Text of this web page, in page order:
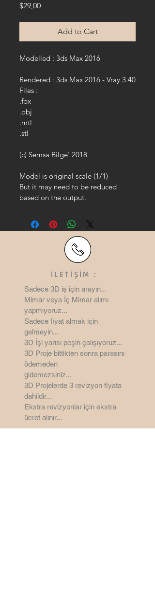
$29,00Price
Add to Cart
Modelled : 3ds Max 2016
Rendered : 3ds Max 2016 - Vray 3.40
Files :
.fbx
.obj
.mtl
.stl
(c) Semsa Bilge' 2018
Model is original scale (1/1)
But it may need to be reduced
based on the output.
İLETİŞİM :
Sadece 3D iş için arayın...
Mimar veya İç Mimar alımı
yapmıyoruz...
Sadece fiyat almak için
gelmeyin...
3D İşi yarısı peşin çalışıyoruz...
3D Proje bittikten sonra parasını
ödemeden
gidemezsiniz...
3D Projelerde 3 revizyon fiyata
dahildir...
Ekstra revizyonlar için ekstra
ücret alınır...